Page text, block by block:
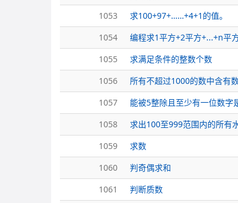
1053 求100+97+……+4+1的值。
1054 编程求1平方+2平方+...+n平
1055 求满足条件的整数个数
1056 所有不超过1000的数中含有
1057 能被5整除且至少有一位数字
1058 求出100至999范围内的所有
1059 求数
1060 判奇偶求和
1061 判断质数